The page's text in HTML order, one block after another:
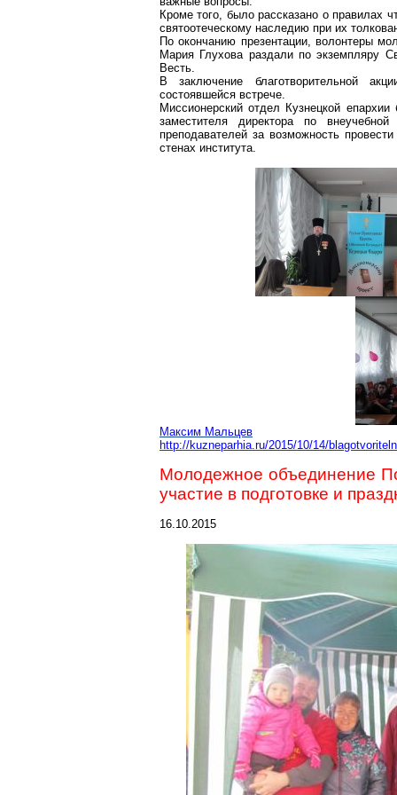
Кроме того, было рассказано о правилах
святоотеческому наследию при их
По окончанию презентации, волонтеры
Мария Глухова раздали по экземпляру
Весть.
В заключение благотворительной
состоявшейся встрече.
Миссионерский отдел Кузнецкой
заместителя директора по
преподавателей за возможность
стенах института.
Максим Мальцев
http://kuzneparhia.ru/2015/10/14/
Молодежное объединение
участие в подготовке и
16.10.2015